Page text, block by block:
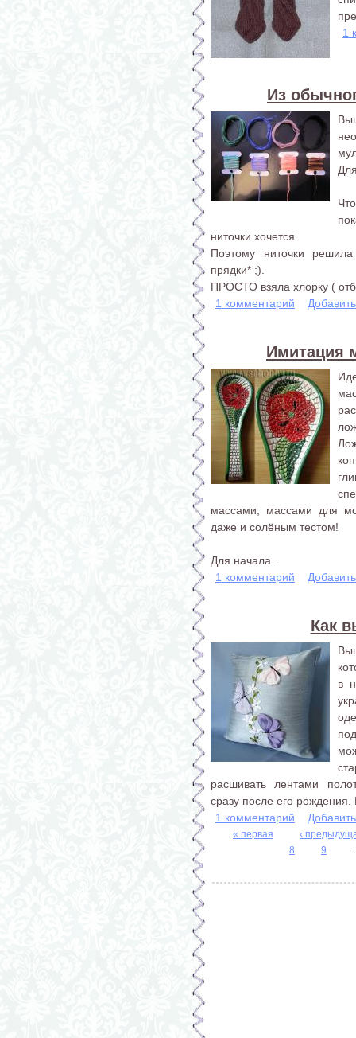
1
Из
ниточки хочется.
Поэтому ниточки решила
прядки* ;).
ПРОСТО взяла хлорку (
1 комментарий
Имитация
массами, массами для
даже и солёным тестом!
Для начала...
1 комментарий
Как
в
расшивать лентами
сразу после его
1 комментарий
« первая
‹
8
9